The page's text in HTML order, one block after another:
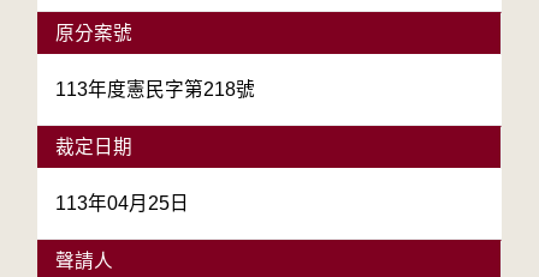
原分案號
113年度憲民字第218號
裁定日期
113年04月25日
聲請人